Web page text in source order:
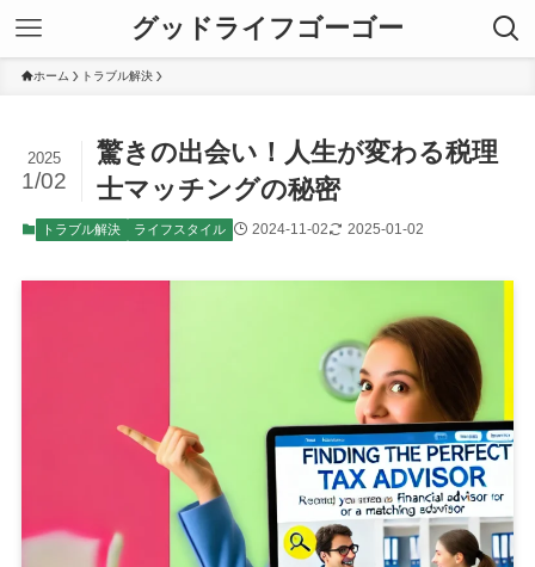
グッドライフゴーゴー
ホーム トラブル解決
驚きの出会い！人生が変わる税理
士マッチングの秘密
2025
1/02
トラブル解決 ライフスタイル 2024-11-02 2025-01-02